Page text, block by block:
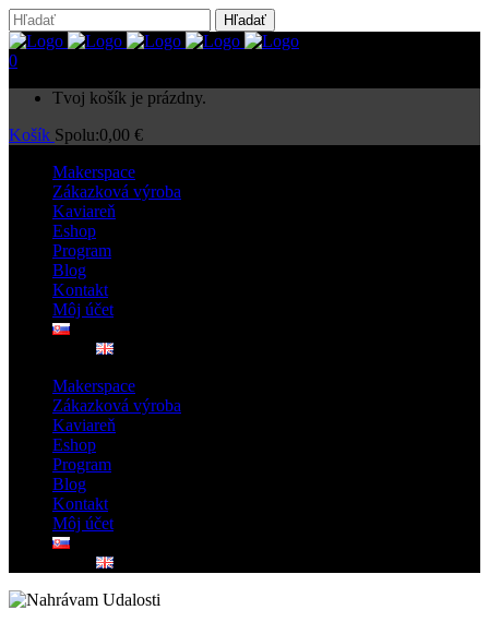
0
Tvoj košík je prázdny.
Košík Spolu:0,00 €
Makerspace
Zákazková výroba
Kaviareň
Eshop
Program
Blog
Kontakt
Môj účet
Makerspace
Zákazková výroba
Kaviareň
Eshop
Program
Blog
Kontakt
Môj účet